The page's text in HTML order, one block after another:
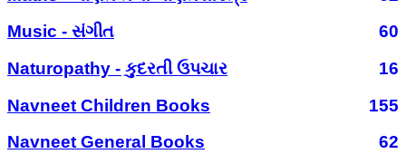
Music - સંગીત
60
Naturopathy - કુદરતી ઉપચાર
16
Navneet Children Books
155
Navneet General Books
62